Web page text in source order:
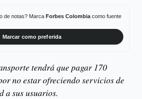
de notas? Marca Forbes Colombiacomo fuente
Marcar como preferida
tendrá que pagar 170
no estar ofreciendo servicios de
a sus usuarios.